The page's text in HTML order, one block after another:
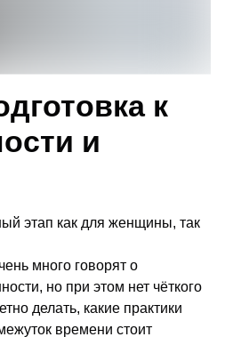
к
и
этап как для женщины, так
много говорят о
но при этом нет чёткого
делать, какие практики
времени стоит